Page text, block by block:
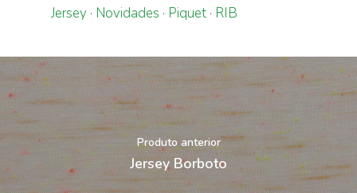
Jersey · Novidades · Piquet · RIB
Produto anterior
Jersey Borboto